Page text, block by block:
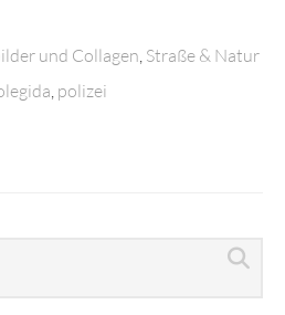
und Collagen Straße & Natur
polizei